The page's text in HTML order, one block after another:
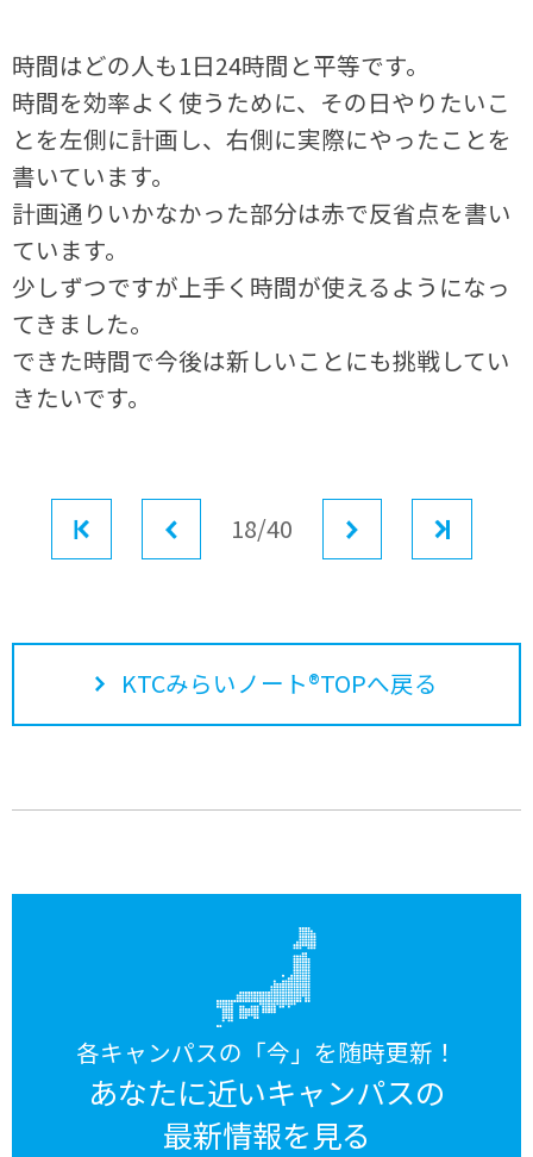
時間はどの人も1日24時間と平等です。
時間を効率よく使うために、その日やりたいこ
とを左側に計画し、右側に実際にやったことを
書いています。
計画通りいかなかった部分は赤で反省点を書い
ています。
少しずつですが上手く時間が使えるようになっ
てきました。
できた時間で今後は新しいことにも挑戦してい
きたいです。
前へ18/40
KTCみらいノート®TOPへ戻る
各キャンパスの「今」を随時更新！
あなたに近いキャンパスの
最新情報を見る